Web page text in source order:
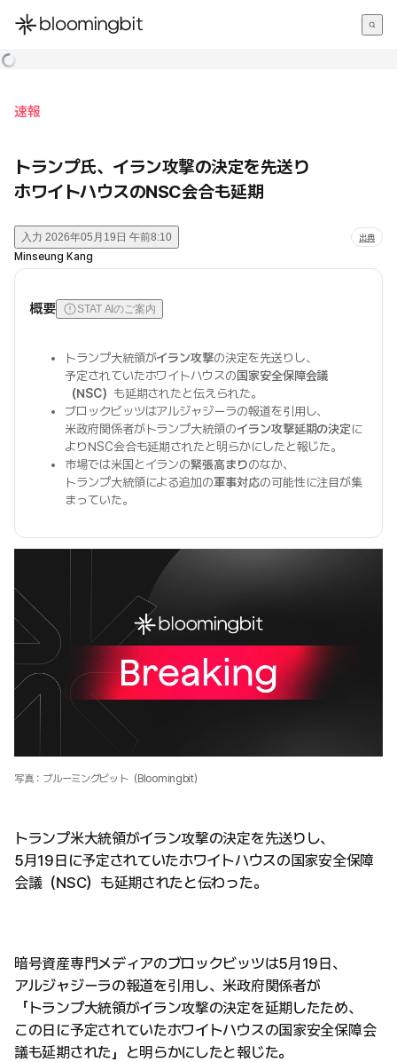
한국어
速報
トランプ氏、イラン攻撃の決定を先送り
ホワイトハウスのNSC会合も延期
入力 2026年05月19日 午前8:10 出典
Minseung Kang
概要 STAT AIのご案内
トランプ大統領がイラン攻撃の決定を先送りし、
予定されていたホワイトハウスの国家安全保障会議
（NSC） も延期されたと伝えられた。
ブロックビッツはアルジャジーラの報道を引用し、
米政府関係者がトランプ大統領のイラン攻撃延期の決定に
よりNSC会合も延期されたと明らかにしたと報じた。
市場では米国とイランの緊張高まりのなか、
トランプ大統領による追加の軍事対応の可能性に注目が集
まっていた。
写真：ブルーミングビット（Bloomingbit）
トランプ米大統領がイラン攻撃の決定を先送りし、
5月19日に予定されていたホワイトハウスの国家安全保障
会議（NSC）も延期されたと伝わった。
暗号資産専門メディアのブロックビッツは5月19日、
アルジャジーラの報道を引用し、米政府関係者が
「トランプ大統領がイラン攻撃の決定を延期したため、
この日に予定されていたホワイトハウスの国家安全保障会
議も延期された」と明らかにしたと報じた。